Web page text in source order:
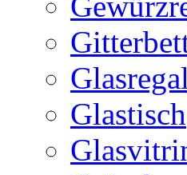
Glasregal
Glastisch